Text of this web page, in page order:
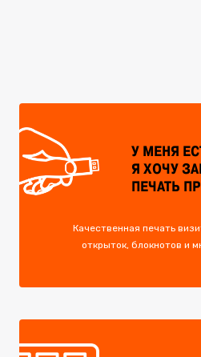
У МЕНЯ
Я ХОЧУ
ПЕЧАТЬ
Качественная печать
открыток, блокнотов и